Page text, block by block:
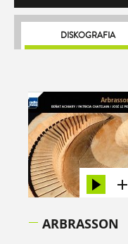
DISKOGRAFIA
ARBRASSON